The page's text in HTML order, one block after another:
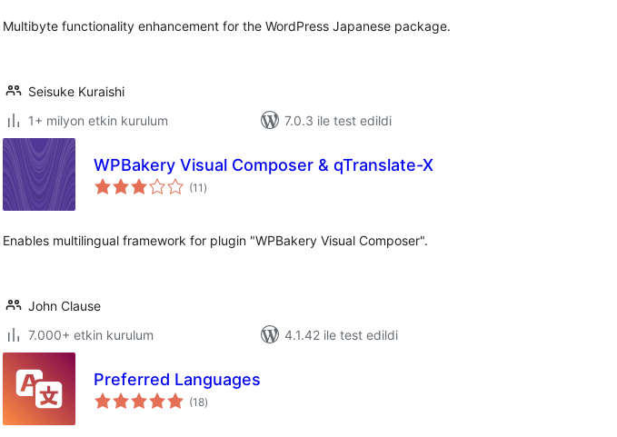
Multibyte functionality enhancement for the WordPress Japanese package.
Seisuke Kuraishi
1+ milyon etkin kurulum
7.0.3 ile test edildi
WPBakery Visual Composer & qTranslate-X
(11 toplam
puan
)
Enables multilingual framework for plugin "WPBakery Visual Composer".
John Clause
7.000+ etkin kurulum
4.1.42 ile test edildi
Preferred Languages
(18toplam
puan
)